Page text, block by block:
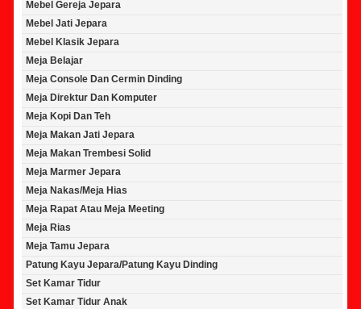
Mebel Gereja Jepara
Mebel Jati Jepara
Mebel Klasik Jepara
Meja Belajar
Meja Console Dan Cermin Dinding
Meja Direktur Dan Komputer
Meja Kopi Dan Teh
Meja Makan Jati Jepara
Meja Makan Trembesi Solid
Meja Marmer Jepara
Meja Nakas/Meja Hias
Meja Rapat Atau Meja Meeting
Meja Rias
Meja Tamu Jepara
Patung Kayu Jepara/Patung Kayu Dinding
Set Kamar Tidur
Set Kamar Tidur Anak